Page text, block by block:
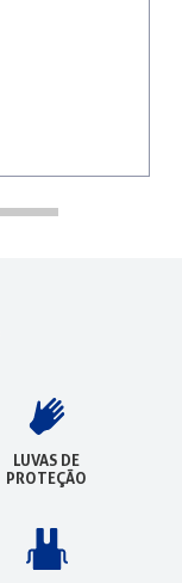
LUVAS DE
PROTEÇÃO